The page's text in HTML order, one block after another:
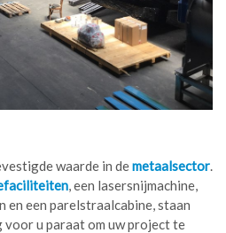
waarde in demetaalsector
, een lasersnijmachine,
en een parelstraalcabine, staan
voor u paraat om uw project te